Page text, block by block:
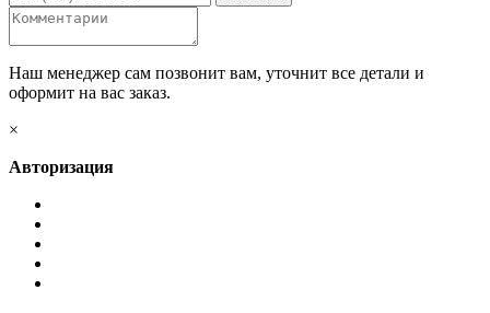
Наш менеджер сам позвонит вам, уточнит все детали и
оформит на вас заказ.
×
Авторизация